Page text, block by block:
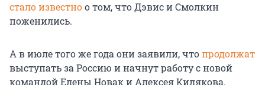
стало известноо том, что Дэвис и Смолкин
поженились.
А в июле того же года они заявили, чтопродолжат
выступать за Россию и начнут работу с новой
командой Елены Новак и Алексея Килякова.